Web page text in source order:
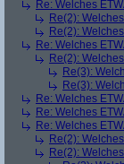
Re: Welches
Re(2):
Re(2):
Re: Welches
Re(2):
Re(3):
Re(3):
Re: Welches
Re: Welches
Re: Welches
Re(2):
Re(2):